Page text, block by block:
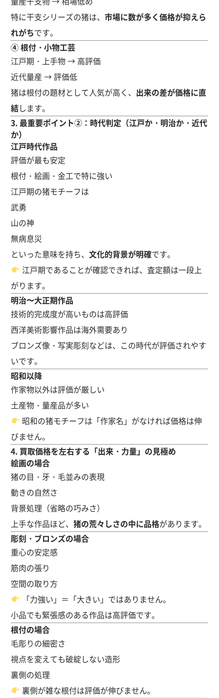
特に干支シリーズの猪は、市場に数が多く価格が抑えら
れがちです。
④ 根付・小物工芸
江戸期・上手物 → 高評価
近代量産 → 評価低
猪は根付の題材として人気が高く、 出来の差が価格に直
結します。
3. 最重要ポイント②：時代判定（江戸か・明治か・近代
か）
江戸時代作品
評価が最も安定
根付・絵画・金工で特に強い
江戸期の猪モチーフは
武勇
山の神
無病息災
といった意味を持ち、文化的背景が明確です。
江戸期であることが確認できれば、査定額は一段上
がります。
明治〜大正期作品
技術的完成度が高いものは高評価
西洋美術影響作品は海外需要あり
ブロンズ像・写実彫刻などは、この時代が評価されやす
いです。
昭和以降
作家物以外は評価が厳しい
土産物・量産品が多い
昭和の猪モチーフは「作家名」がなければ価格は伸
びません。
4. 買取価格を左右する「出来・力量」の見極め
絵画の場合
猪の目・牙・毛並みの表現
動きの自然さ
背景処理（省略の巧みさ）
上手な作品ほど、猪の荒々しさの中に品格があります。
彫刻・ブロンズの場合
重心の安定感
筋肉の張り
空間の取り方
「力強い」＝「大きい」ではありません。
小品でも緊張感のある作品は高評価です。
根付の場合
毛彫りの細密さ
視点を変えても破綻しない造形
裏側の処理
裏側が雑な根付は評価が伸びません。